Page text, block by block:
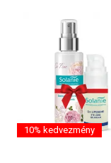
10% kedvezmény